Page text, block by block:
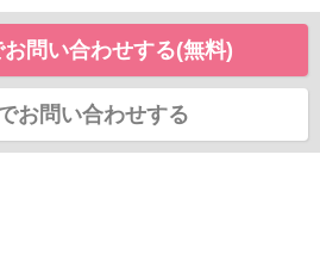
問い合わせする(無料)
お問い合わせする